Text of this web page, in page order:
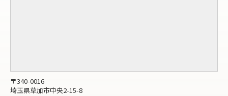
〒340-0016
埼玉県草加市中央2-15-8